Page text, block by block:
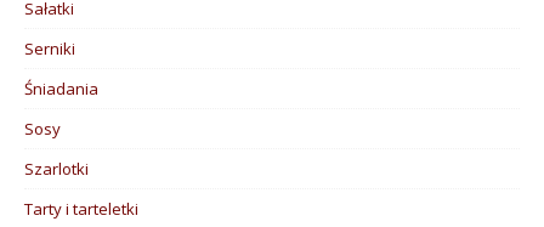
Sałatki
Serniki
Śniadania
Sosy
Szarlotki
Tarty i tarteletki